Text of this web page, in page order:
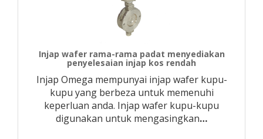
Injap wafer rama-rama padat menyediakan
penyelesaian injap kos rendah
Injap Omega mempunyai injap wafer kupu-
kupu yang berbeza untuk memenuhi
keperluan anda. Injap wafer kupu-kupu
digunakan untuk mengasingkan…